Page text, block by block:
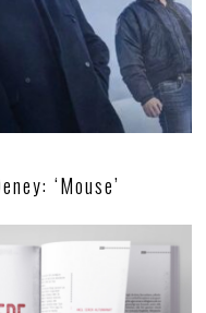
‘Mouse’